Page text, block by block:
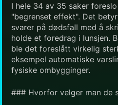
I hele 34 av 35 saker
"begrenset effekt". Det
svarer på dødsfall med å
holde et foredrag i lunsjen.
ble det foreslått virkelig
eksempel automatiske
fysiske ombygginger.
### Hvorfor velger man de